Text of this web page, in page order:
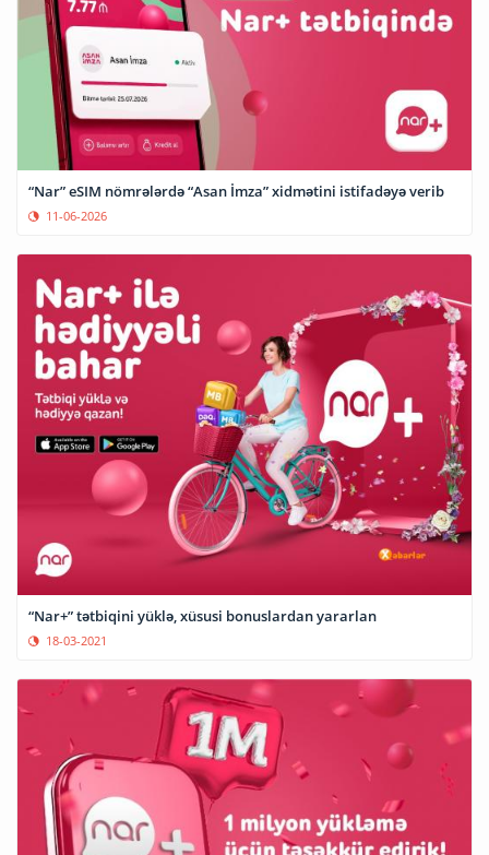
“Nar” eSIM nömrələrdə “Asan İmza” xidmətini istifadəyə verib
11-06-2026
“Nar+” tətbiqini yüklə, xüsusi bonuslardan yararlan
18-03-2021